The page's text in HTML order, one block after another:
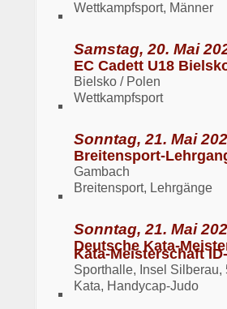
Wettkampfsport, Männer
Samstag, 20. Mai
EC Cadett U18
Bielsko / Polen
Wettkampfsport
Sonntag, 21. Mai
Breitensport-
Gambach
Breitensport, Lehrgänge
Sonntag, 21. Mai
Deutsche Kata-
Kata-Meisterschaft
Sporthalle, Insel Silberau,
Kata, Handycap-Judo